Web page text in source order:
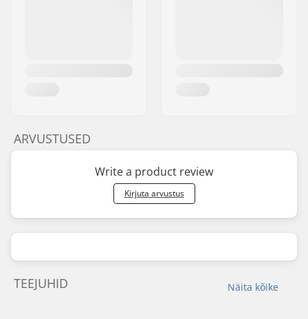
ARVUSTUSED
Write a product review
Kirjuta arvustus
Näita kõike
TEEJUHID